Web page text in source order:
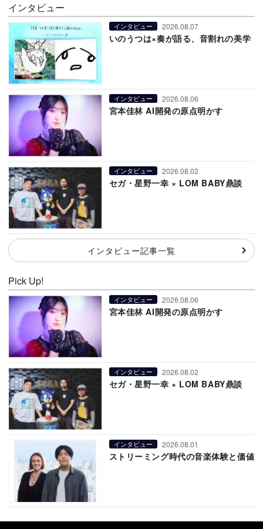
インタビュー
インタビュー 2026.08.07
いのうつは×奏が語る、音割れの美学
インタビュー 2026.08.06
宮本佳林 AI開発の原点明かす
インタビュー 2026.08.02
セガ・星野一幸 × LOM BABY鼎談
インタビュー記事一覧
Pick Up!
インタビュー 2026.08.06
宮本佳林 AI開発の原点明かす
インタビュー 2026.08.02
セガ・星野一幸 × LOM BABY鼎談
インタビュー 2026.08.01
ストリーミング時代の音楽体験と価値